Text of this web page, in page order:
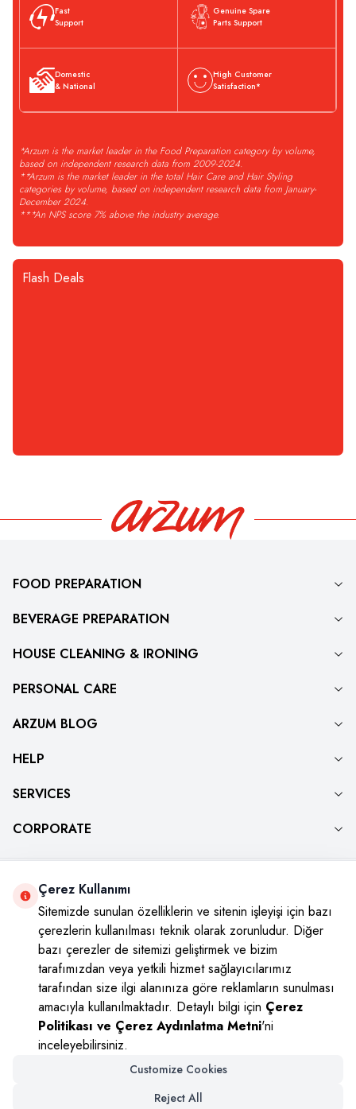
Fast
Support
Genuine Spare
Parts Support
Domestic
& National
High Customer
Satisfaction*
*Arzum is the market leader in the Food Preparation category by volume,
based on independent research data from 2009-2024.
**Arzum is the market leader in the total Hair Care and Hair Styling
categories by volume, based on independent research data from January-
December 2024.
***An NPS score 7% above the industry average.
Flash Deals
FOOD PREPARATION
BEVERAGE PREPARATION
HOUSE CLEANING & IRONING
PERSONAL CARE
ARZUM BLOG
HELP
SERVICES
CORPORATE
Instagram
Youtube FacebookTwitter
Çerez Kullanımı
Sitemizde sunulan özelliklerin ve sitenin işleyişi için bazı
çerezlerin kullanılması teknik olarak zorunludur. Diğer
bazı çerezler de sitemizi geliştirmek ve bizim
tarafımızdan veya yetkili hizmet sağlayıcılarımız
tarafından size ilgi alanınıza göre reklamların sunulması
amacıyla kullanılmaktadır. Detaylı bilgi için Çerez
Politikası ve Çerez Aydınlatma Metni'ni
inceleyebilirsiniz.
Customize Cookies
Reject All